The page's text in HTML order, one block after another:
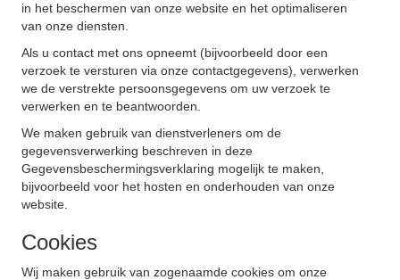
in het beschermen van onze website en het optimaliseren
van onze diensten.
Als u contact met ons opneemt (bijvoorbeeld door een
verzoek te versturen via onze contactgegevens), verwerken
we de verstrekte persoonsgegevens om uw verzoek te
verwerken en te beantwoorden.
We maken gebruik van dienstverleners om de
gegevensverwerking beschreven in deze
Gegevensbeschermingsverklaring mogelijk te maken,
bijvoorbeeld voor het hosten en onderhouden van onze
website.
Cookies
Wij maken gebruik van zogenaamde cookies om onze